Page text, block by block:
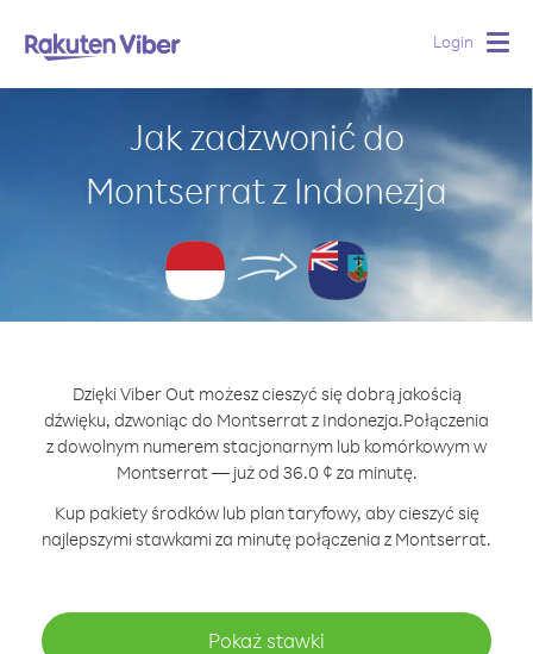
Login
Jak zadzwonić do
Montserrat z Indonezja
Dzięki Viber Out możesz cieszyć się dobrą jakością
dźwięku, dzwoniąc do Montserrat z Indonezja.Połączenia
z dowolnym numerem stacjonarnym lub komórkowym w
Montserrat — już od 36.0 ¢ za minutę.
Kup pakiety środków lub plan taryfowy, aby cieszyć się
najlepszymi stawkami za minutę połączenia z Montserrat.
Pokaż stawki